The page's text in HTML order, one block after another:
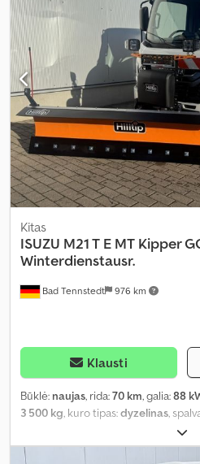
Bad Tennstedt 976 km
Kitas
ISUZU M21 T E MT Kipper
Winterdienstausr.
Klausti
Būklė: naujas, rida:70 km, galia:88
3 500 kg , kuro tipas:dyzelinas ,
, sėdimų vietų skaičius:
užraktas, elektroninė stabilumo